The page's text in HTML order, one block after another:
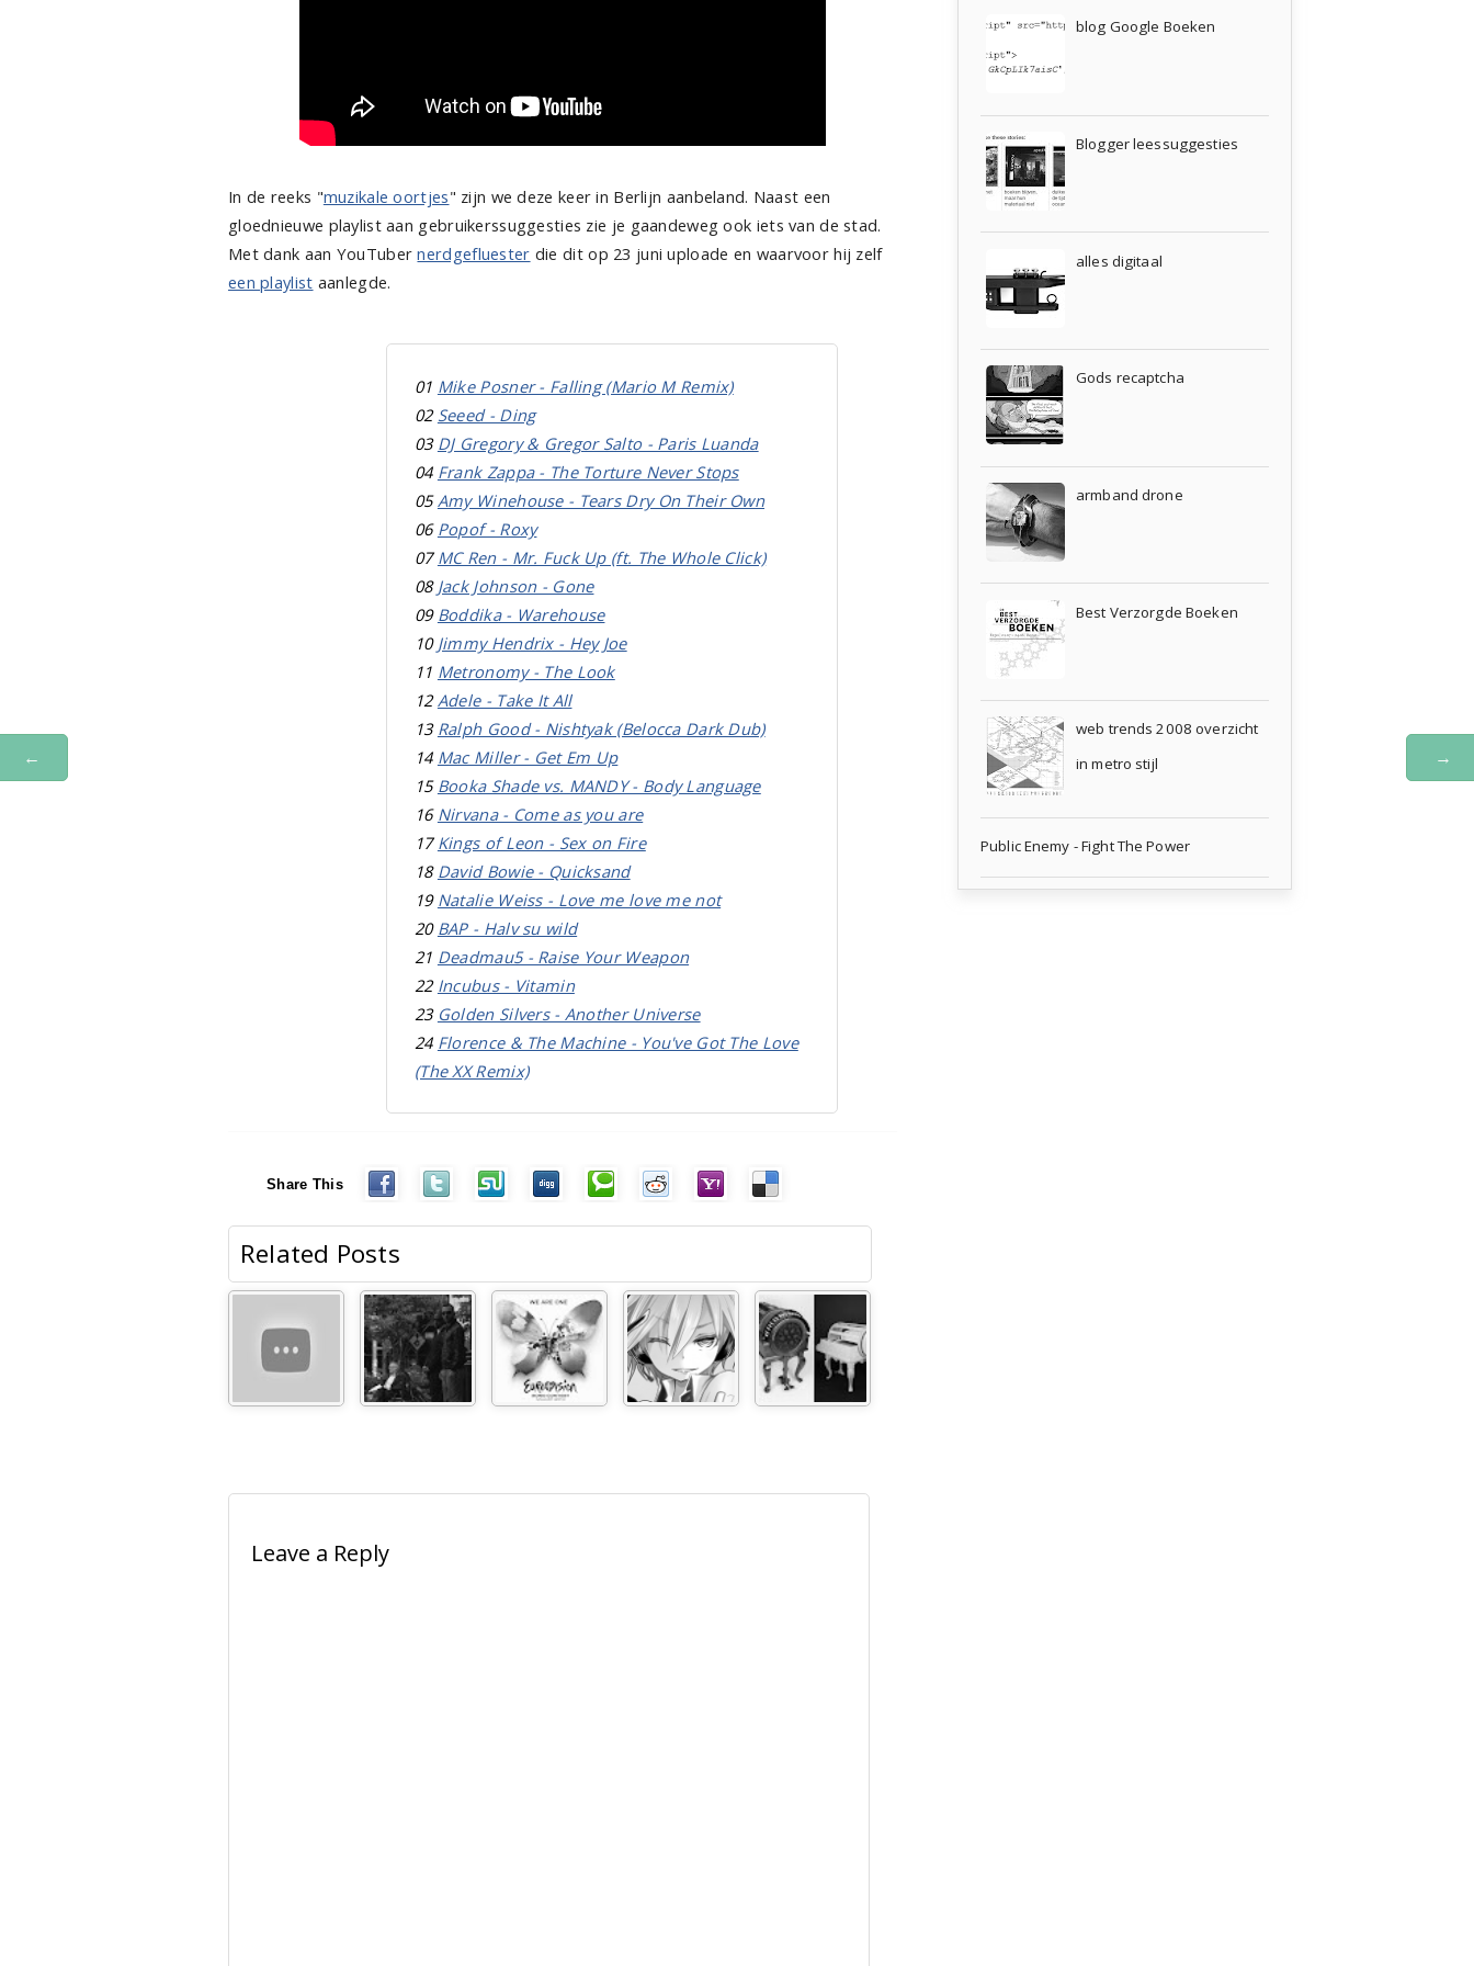
In de reeks "muzikale oortjes" zijn we deze keer in Berlijn aanbeland. Naast een
gloednieuwe playlist aan gebruikerssuggesties zie je gaandeweg ook iets van de stad.
Met dank aan YouTubernerdgefluester die dit op 23 juni uploade en waarvoor hij zelf
een playlist aanlegde.
01 Mike Posner - Falling (Mario M Remix)
02 Seeed - Ding
03 DJ Gregory & Gregor Salto - Paris Luanda
04 Frank Zappa - The Torture Never Stops
05 Amy Winehouse - Tears Dry On Their Own
06 Popof - Roxy
07 MC Ren - Mr. Fuck Up (ft. The Whole Click)
08 Jack Johnson - Gone
09 Boddika - Warehouse
10 Jimmy Hendrix - Hey Joe
11 Metronomy - The Look
12 Adele - Take It All
13 Ralph Good - Nishtyak (Belocca Dark Dub)
14 Mac Miller - Get Em Up
15 Booka Shade vs. MANDY - Body Language
16 Nirvana - Come as you are
17 Kings of Leon - Sex on Fire
18 David Bowie - Quicksand
19 Natalie Weiss - Love me love me not
20 BAP - Halv su wild
21 Deadmau5 - Raise Your Weapon
22 Incubus - Vitamin
23 Golden Silvers - Another Universe
24 Florence & The Machine - You've Got The Love
(The XX Remix)
Share This
Related Posts
Leave a Reply
← →
blog Google Boeken
Blogger leessuggesties
alles digitaal
Gods recaptcha
armband drone
Best Verzorgde Boeken
web trends 2008 overzicht
in metro stijl
Public Enemy - Fight The Power